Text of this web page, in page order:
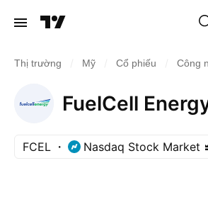
Thị trường Mỹ Cổ phiếu Công
FuelCell
FCEL Nasdaq Stock Market